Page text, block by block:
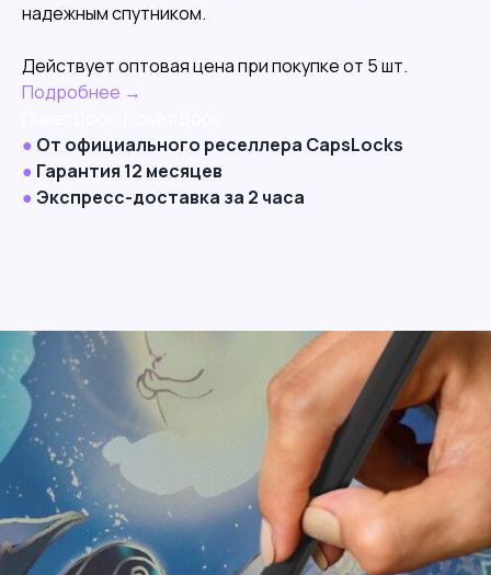
надежным спутником.
Действует оптовая цена при покупке от 5 шт.
Подробнее →
● От официального реселлера CapsLocks
● Гарантия 12 месяцев
●Экспресс-доставка за 2 часа